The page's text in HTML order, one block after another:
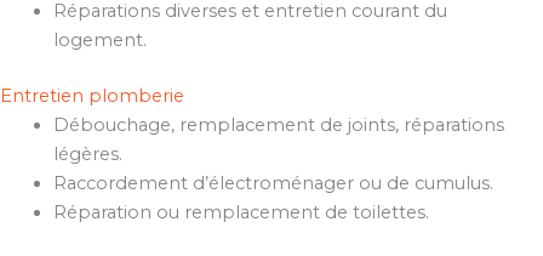
Réparations diverses et entretien courant du
logement.
Entretien plomberie
Débouchage, remplacement de joints, réparations
légères.
Raccordement d’électroménager ou de cumulus.
Réparation ou remplacement de toilettes.